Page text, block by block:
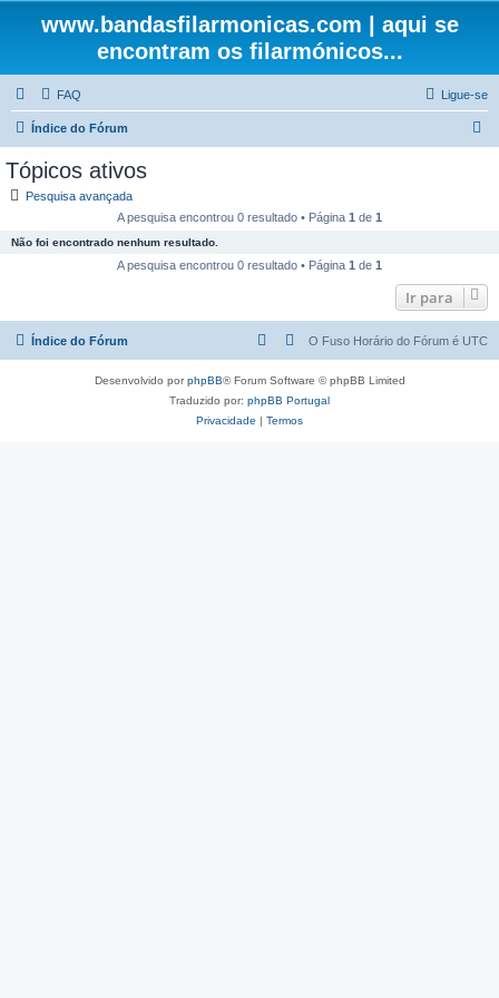
www.bandasfilarmonicas.com | aqui se
encontram os filarmónicos...
FAQ Ligue-se
Índice do Fórum
s
r
Tópicos ativos
Pesquisa avançada
A pesquisa encontrou 0 resultado • Página 1 de 1
Não foi encontrado nenhum resultado.
A pesquisa encontrou 0 resultado • Página 1 de 1
Ir para
Índice do Fórum O Fuso Horário do Fórum é UTC
Desenvolvido porphpBB® Forum Software © phpBB Limited
Traduzido por: phpBB Portugal
Privacidade | Termos